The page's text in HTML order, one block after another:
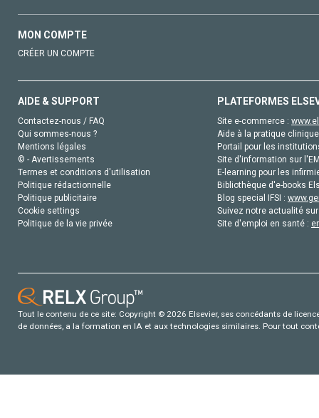
MON COMPTE
CRÉER UN COMPTE
AIDE & SUPPORT
Contactez-nous / FAQ
Qui sommes-nous ?
Mentions légales
© - Avertissements
Termes et conditions d'utilisation
Politique rédactionnelle
Politique publicitaire
Cookie settings
Politique de la vie privée
PLATEFORMES
Site e-commerce :
Aide à la pratique
Portail pour les
Site d'information sur
E-learning pour les
Bibliothèque d'e-books
Blog special IFSI :
Suivez notre actualité
Site d'emploi en santé :
Tout le contenu de ce site: Copyright © 2026 Elsevier, ses concédants de
de données, a la formation en IA et aux technologies similaires. Pour tout